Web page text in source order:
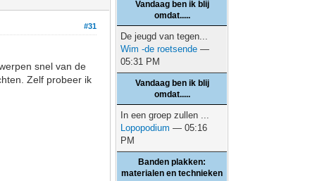
#31
snel van de
Zelf probeer ik
Vandaag ben ik blij
omdat.....
De jeugd van tegen...
Wim -de roetsende —
05:31 PM
Vandaag ben ik blij
omdat.....
In een groep zullen ...
Lopopodium — 05:16
PM
Banden plakken:
materialen en technieken